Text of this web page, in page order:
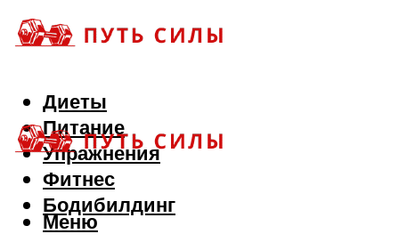
Диеты
Питание
Упражнения
Фитнес
Бодибилдинг
Меню